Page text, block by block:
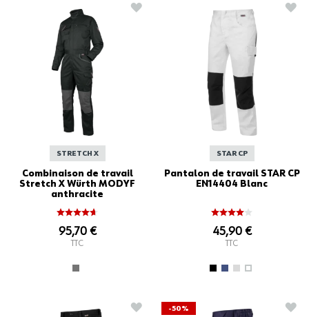
STRETCH X
Combinaison de travail
Stretch X Würth MODYF
anthracite
95,70 €
TTC
AJOUTER À LA LISTE D'ACHATS
STAR CP
Pantalon de travail STAR CP
EN14404 Blanc
45,90 €
TTC
AJOUTER À LA LISTE D'ACHATS
-50%